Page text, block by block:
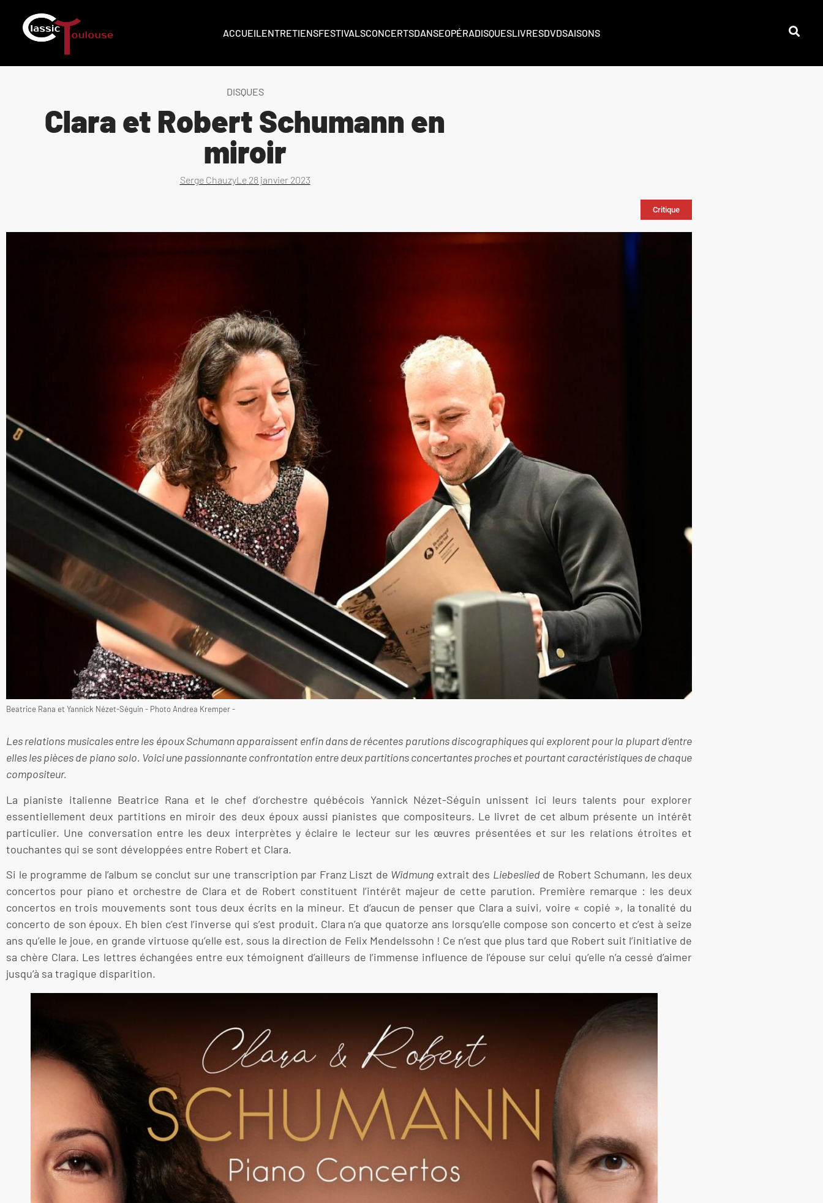
ACCUEILENTRETIENSFESTIVALSCONCERTSDANSEOPÉRADISQUESLIVRESDVDSAISONS
DISQUES
Clara et Robert Schumann en
miroir
Serge ChauzyLe 28 janvier 2023
Critique
Beatrice Rana et Yannick Nézet-Séguin - Photo Andrea Kremper -
Les relations musicales entre les époux Schumann apparaissent enfin dans de récentes parutions discographiques qui explorent pour la plupart d’entre
elles les pièces de piano solo. Voici une passionnante confrontation entre deux partitions concertantes proches et pourtant caractéristiques de chaque
compositeur.
La pianiste italienne Beatrice Rana et le chef d’orchestre québécois Yannick Nézet-Séguin unissent ici leurs talents pour explorer
essentiellement deux partitions en miroir des deux époux aussi pianistes que compositeurs. Le livret de cet album présente un intérêt
particulier. Une conversation entre les deux interprètes y éclaire le lecteur sur les œuvres présentées et sur les relations étroites et
touchantes qui se sont développées entre Robert et Clara.
Si le programme de l’album se conclut sur une transcription par Franz Liszt de Widmung extrait des Liebesliedde Robert Schumann, les deux
concertos pour piano et orchestre de Clara et de Robert constituent l’intérêt majeur de cette parution. Première remarque : les deux
concertos en trois mouvements sont tous deux écrits en la mineur. Et d’aucun de penser que Clara a suivi, voire « copié », la tonalité du
concerto de son époux. Eh bien c’est l’inverse qui s’est produit. Clara n’a que quatorze ans lorsqu’elle compose son concerto et c’est à seize
ans qu’elle le joue, en grande virtuose qu’elle est, sous la direction de Felix Mendelssohn ! Ce n’est que plus tard que Robert suit l’initiative de
sa chère Clara. Les lettres échangées entre eux témoignent d’ailleurs de l’immense influence de l’épouse sur celui qu’elle n’a cessé d’aimer
jusqu’à sa tragique disparition.